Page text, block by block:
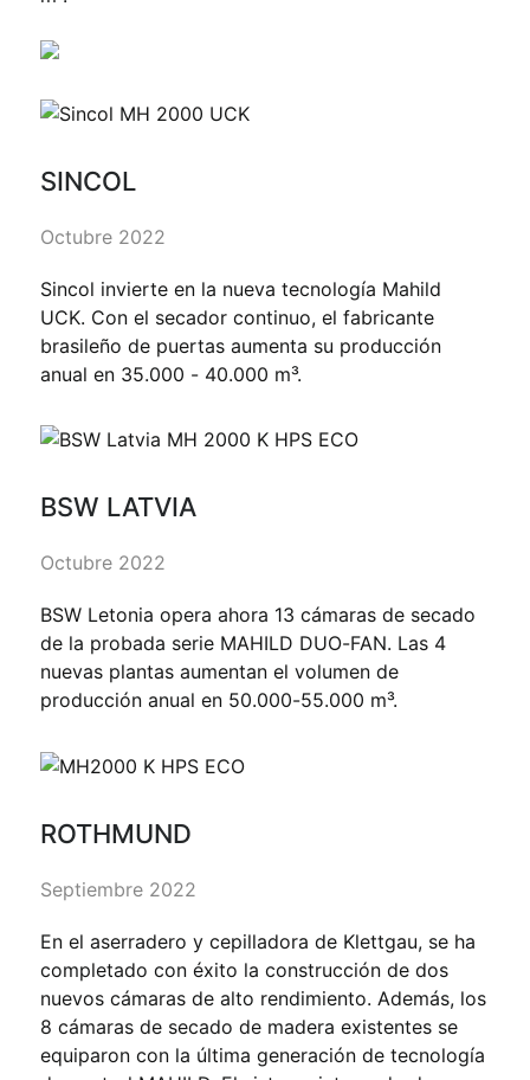
SINCOL
Octubre 2022
Sincol invierte en la nueva tecnología Mahild
UCK. Con el secador continuo, el fabricante
brasileño de puertas aumenta su producción
anual en 35.000 - 40.000 m³.
BSW LATVIA
Octubre 2022
BSW Letonia opera ahora 13 cámaras de secado
de la probada serie MAHILD DUO-FAN. Las 4
nuevas plantas aumentan el volumen de
producción anual en 50.000-55.000 m³.
ROTHMUND
Septiembre 2022
En el aserradero y cepilladora de Klettgau, se ha
completado con éxito la construcción de dos
nuevos cámaras de alto rendimiento. Además, los
8 cámaras de secado de madera existentes se
equiparon con la última generación de tecnología